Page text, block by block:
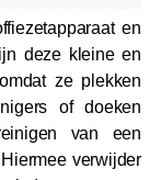
en
deze kleine en
ze plekken
of doeken
van een
verwijder